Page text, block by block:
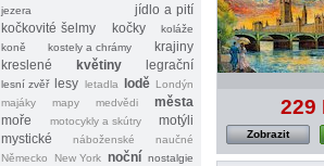
jezera
jídlo a pití
kočkovité šelmy
kočky
koláže
koně
kostely a chrámy
krajiny
kreslené
květiny legrační
lesní zvěř lesy letadla lodě Londýn
majáky
mapy medvědi
města
moře
motocykly a skútry
motýli
mystické
náboženské
naučné
Německo
New York noční nostalgie
229
Zobrazit